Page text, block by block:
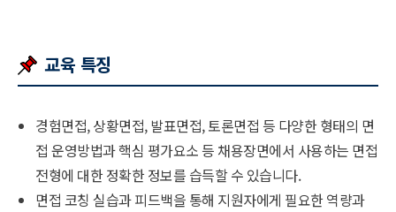
교육 특징
경험면접, 상황면접, 발표면접, 토론면접 등 다양한 형태의 면
접 운영방법과 핵심 평가요소 등 채용장면에서 사용하는 면접
전형에 대한 정확한 정보를 습득할 수 있습니다.
면접 코칭 실습과 피드백을 통해 지원자에게 필요한 역량과